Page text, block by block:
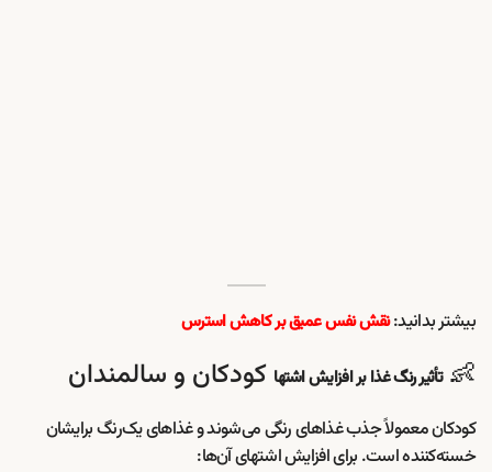
بیشتر بدانید:نقش نفس عمیق بر کاهش استرس
👶تأثیر رنگ غذا بر افزایش اشتها کودکان و سالمندان
کودکان معمولاً جذب غذاهای رنگی می‌شوند و غذاهای یک‌رنگ برایشان
خسته‌کننده است. برای افزایش اشتهای آن‌ها: